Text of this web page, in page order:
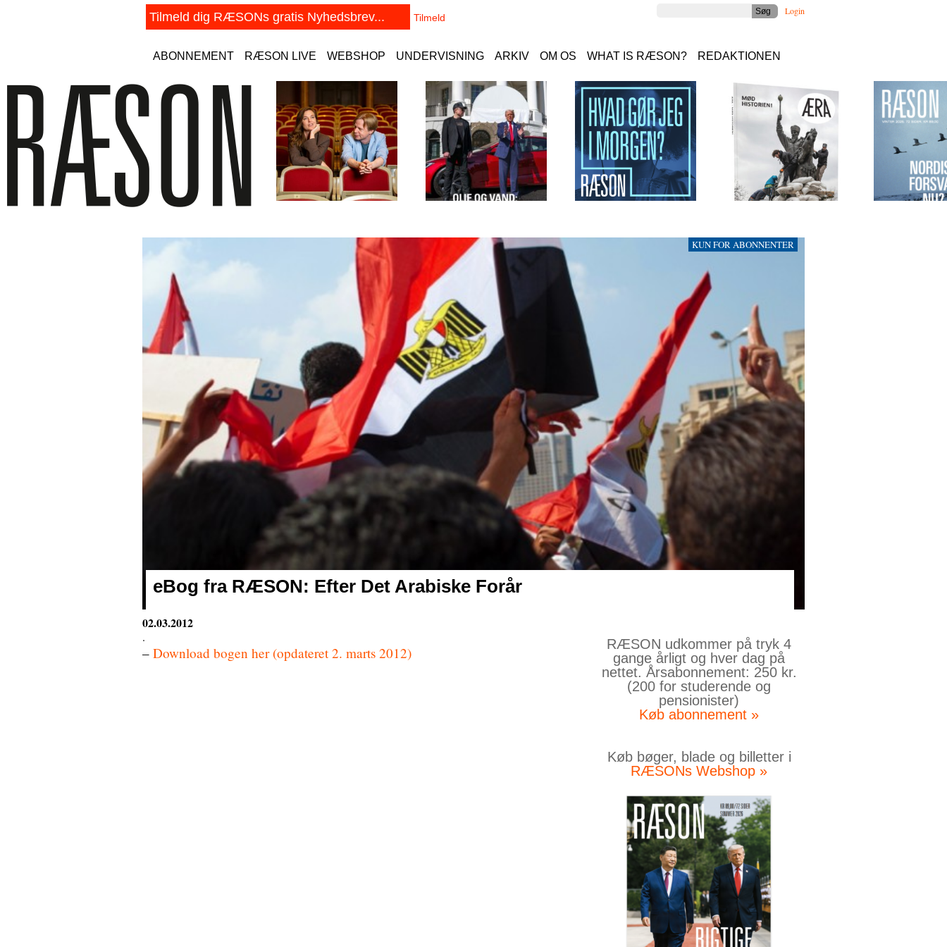
Login
ABONNEMENT RÆSON LIVE WEBSHOP UNDERVISNING ARKIV OM OS WHAT IS RÆSON? REDAKTIONEN
KUN FOR ABONNENTER
eBog fra RÆSON: Efter Det Arabiske Forår
02.03.2012
.
– Download bogen her (opdateret 2. marts 2012)
RÆSON udkommer på tryk 4
gange årligt og hver dag på
nettet. Årsabonnement: 250 kr.
(200 for studerende og
pensionister)
Køb abonnement »
Køb bøger, blade og billetter i
RÆSONs Webshop »